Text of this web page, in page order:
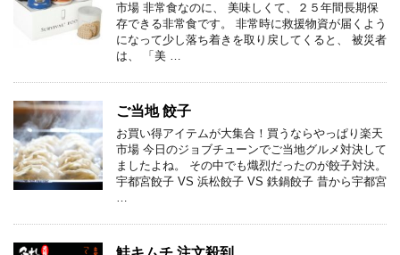
市場 非常食なのに、 美味しくて、２５年間長期保
存できる非常食です。 非常時に救援物資が届くよう
になって少し落ち着きを取り戻してくると、 被災者
は、 「美 …
ご当地 餃子
お買い得アイテムが大集合！買うならやっぱり楽天
市場 今日のジョブチューンでご当地グルメ対決して
ましたよね。 その中でも熾烈だったのが餃子対決。
宇都宮餃子 VS 浜松餃子 VS 鉄鍋餃子 昔から宇都宮
…